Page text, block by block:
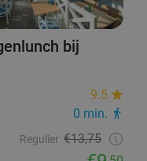
bij
9.5
0 min.
Regulier €13,75